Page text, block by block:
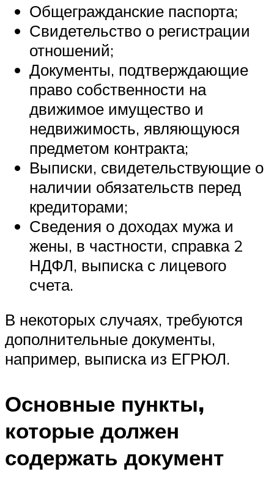
Общегражданские паспорта;
Свидетельство о регистрации
отношений;
Документы, подтверждающие
право собственности на
движимое имущество и
недвижимость, являющуюся
предметом контракта;
Выписки, свидетельствующие о
наличии обязательств перед
кредиторами;
Сведения о доходах мужа и
жены, в частности, справка 2
НДФЛ, выписка с лицевого
счета.
В некоторых случаях, требуются
дополнительные документы,
например, выписка из ЕГРЮЛ.
Основные пункты,
которые должен
содержать документ